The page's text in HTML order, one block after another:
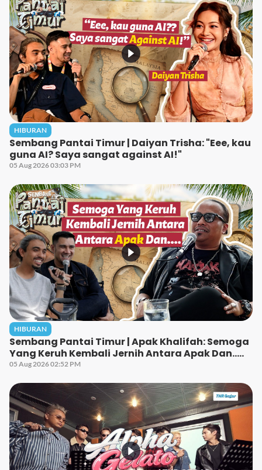
HIBURAN
Sembang Pantai Timur | Daiyan Trisha: "Eee, kau
guna AI? Saya sangat against AI!"
05 Aug 2026 03:03 PM
HIBURAN
Sembang Pantai Timur | Apak Khalifah: Semoga
Yang Keruh Kembali Jernih Antara Apak Dan…..
05 Aug 2026 02:52 PM